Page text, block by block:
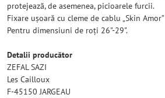
protejează, de asemenea, picioarele furcii.
Fixare ușoară cu cleme de cablu „Skin Amor”
Pentru dimensiuni de roți 26"-29".
Detalii producător
ZEFAL SAZI
Les Cailloux
F-45150 JARGEAU